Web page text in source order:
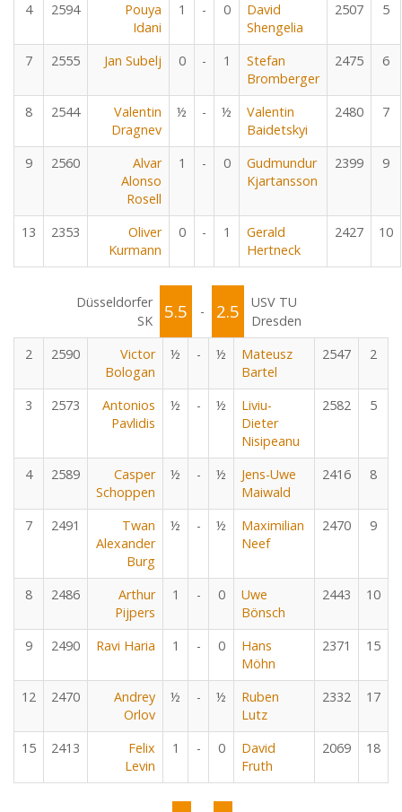
4 2594
Pouya
Idani
1 - 0
David
Shengelia
2507 5
7 2555 Jan Subelj 0 - 1
Stefan
Bromberger
2475 6
8 2544
Valentin
Dragnev
½ - ½
Valentin
Baidetskyi
2480 7
9 2560
Alvar
Alonso
Rosell
1 - 0
Gudmundur
Kjartansson
2399 9
13 2353
Oliver
Kurmann
0 - 1
Gerald
Hertneck
2427 10
Düsseldorfer
SK
5.5 - 2.5
USV TU
Dresden
2
2590
Victor
Bologan
½ - ½
Mateusz
Bartel
2547 2
3 2573
Antonios
Pavlidis
½ - ½
Liviu-
Dieter
Nisipeanu
2582 5
4 2589
Casper
Schoppen
½ - ½
Jens-Uwe
Maiwald
2416 8
7 2491
Twan
Alexander
Burg
½ - ½
Maximilian
Neef
2470 9
8 2486
Arthur
Pijpers
1 - 0
Uwe
Bönsch
2443 10
9 2490 Ravi Haria 1 - 0
Hans
Möhn
2371 15
12 2470
Andrey
Orlov
½ - ½
Ruben
Lutz
2332 17
15 2413
Felix
Levin
1 - 0
David
Fruth
2069 18